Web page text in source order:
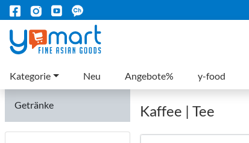
Kategorie Neu Angebote% y-food
Getränke Kaffee | Tee